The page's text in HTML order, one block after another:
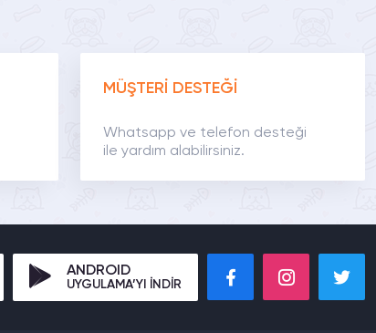
MÜŞTERİ DESTEĞİ
Whatsapp ve telefon desteği
ile yardım alabilirsiniz.
ANDROID
UYGULAMA’YI İNDİR